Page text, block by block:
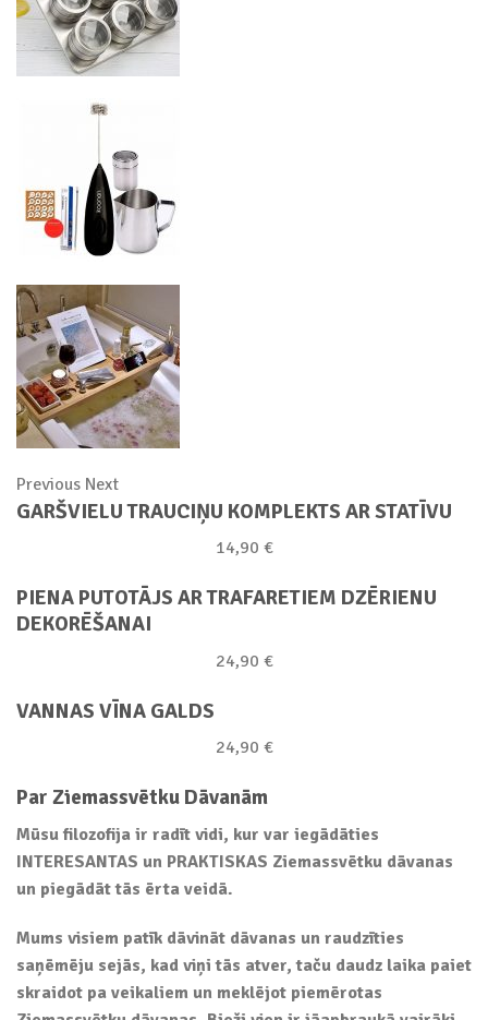
Previous Next
GARŠVIELU TRAUCIŅU KOMPLEKTS AR STATĪVU
14,90 €
PIENA PUTOTĀJS AR TRAFARETIEM DZĒRIENU
DEKORĒŠANAI
24,90 €
VANNAS VĪNA GALDS
24,90 €
Par Ziemassvētku Dāvanām
Mūsu filozofija ir radīt vidi, kur var iegādāties
INTERESANTAS un PRAKTISKAS Ziemassvētku dāvanas
un piegādāt tās ērta veidā.
Mums visiem patīk dāvināt dāvanas un raudzīties
saņēmēju sejās, kad viņi tās atver, taču daudz laika paiet
skraidot pa veikaliem un meklējot piemērotas